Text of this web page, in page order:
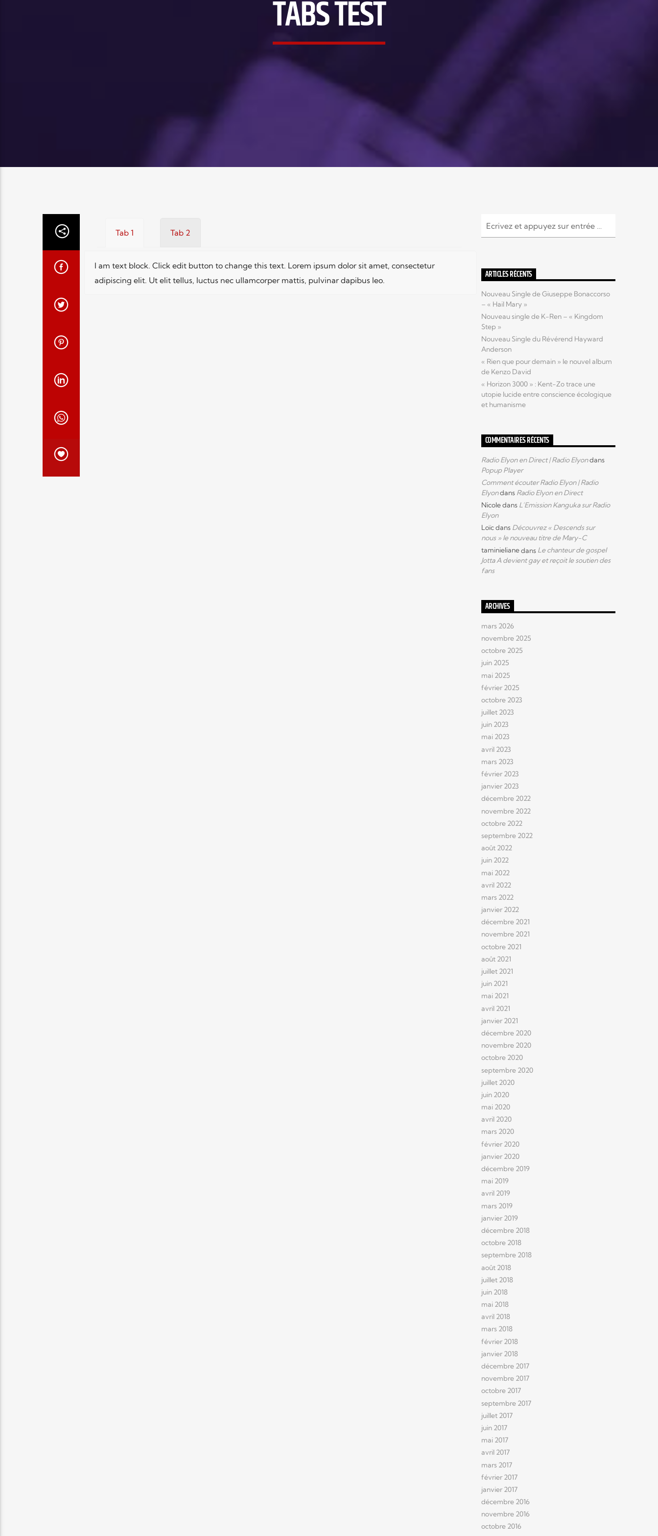
TABS TEST
Tab 1 Tab 2
I am text block. Click edit button to change this text. Lorem ipsum dolor sit amet, consectetur
adipiscing elit. Ut elit tellus, luctus nec ullamcorper mattis, pulvinar dapibus leo.
ARTICLES RÉCENTS
Nouveau Single de Giuseppe Bonaccorso
– « Hail Mary »
Nouveau single de K-Ren – « Kingdom
Step »
Nouveau Single du Révérend Hayward
Anderson
« Rien que pour demain » le nouvel album
de Kenzo David
« Horizon 3000 » : Kent-Zo trace une
utopie lucide entre conscience écologique
et humanisme
COMMENTAIRES RÉCENTS
Radio Elyon en Direct | Radio Elyondans
Popup Player
Comment écouter Radio Elyon | Radio
Elyondans Radio Elyon en Direct
Nicoledans L’Emission Kanguka sur Radio
Elyon
Loïcdans Découvrez « Descends sur
nous » le nouveau titre de Mary-C
taminielianedans Le chanteur de gospel
Jotta A devient gay et reçoit le soutien des
fans
ARCHIVES
mars 2026
novembre 2025
octobre 2025
juin 2025
mai 2025
février 2025
octobre 2023
juillet 2023
juin 2023
mai 2023
avril 2023
mars 2023
février 2023
janvier 2023
décembre 2022
novembre 2022
octobre 2022
septembre 2022
août 2022
juin 2022
mai 2022
avril 2022
mars 2022
janvier 2022
décembre 2021
novembre 2021
octobre 2021
août 2021
juillet 2021
juin 2021
mai 2021
avril 2021
janvier 2021
décembre 2020
novembre 2020
octobre 2020
septembre 2020
juillet 2020
juin 2020
mai 2020
avril 2020
mars 2020
février 2020
janvier 2020
décembre 2019
mai 2019
avril 2019
mars 2019
janvier 2019
décembre 2018
octobre 2018
septembre 2018
août 2018
juillet 2018
juin 2018
mai 2018
avril 2018
mars 2018
février 2018
janvier 2018
décembre 2017
novembre 2017
octobre 2017
septembre 2017
juillet 2017
juin 2017
mai 2017
avril 2017
mars 2017
février 2017
janvier 2017
décembre 2016
novembre 2016
octobre 2016